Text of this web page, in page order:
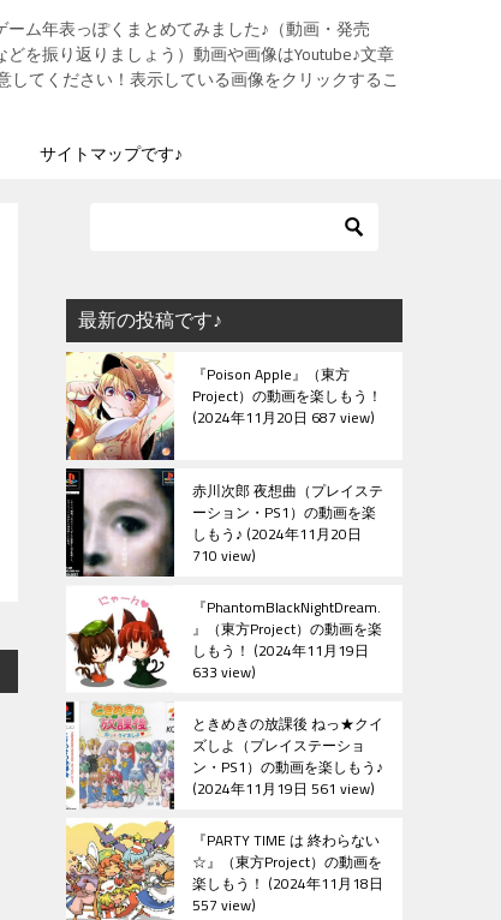
ム年表っぽくまとめてみました♪（動画・発売
を振り返りましょう）動画や画像はYoutube♪文章
してください！表示している画像をクリックするこ
サイトマップです♪
最新の投稿です♪
『Poison Apple』（東方
Project）の動画を楽しもう！
2024年11月20日 687 view
赤川次郎 夜想曲（プレイステ
ーション・PS1）の動画を楽
しもう♪ 2024年11月20日
710 view
『PhantomBlackNightDream.
』（東方Project）の動画を楽
しもう！ 2024年11月19日
633 view
ときめきの放課後 ねっ★クイ
ズしよ（プレイステーショ
ン・PS1）の動画を楽しもう♪
2024年11月19日 561 view
『PARTY TIME は 終わらない
☆』（東方Project）の動画を
楽しもう！ 2024年11月18日
557 view